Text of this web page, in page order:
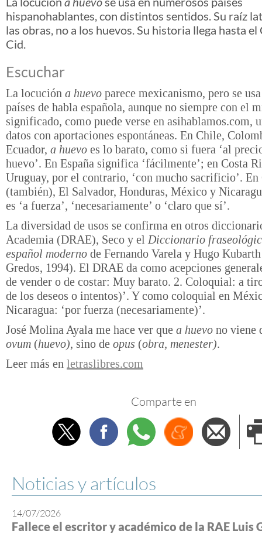
hispanohablantes, con distintos sentidos. Su raíz
las obras, no a los huevos. Su historia llega hasta
Cid.
Escuchar
La locución a huevo parece mexicanismo, pero se
países de habla española, aunque no siempre con el
significado, como puede verse en asihablamos.com,
datos con aportaciones espontáneas. En Chile,
Ecuador, a huevo es lo barato, como si fuera ‘al
huevo’. En España significa ‘fácilmente’; en Costa
Uruguay, por el contrario, ‘con mucho sacrificio’. En
(también), El Salvador, Honduras, México y
es ‘a fuerza’, ‘necesariamente’ o ‘claro que sí’.
La diversidad de usos se confirma en otros
Academia (DRAE), Seco y el Diccionario
español moderno de Fernando Varela y Hugo
Gredos, 1994). El DRAE da como acepciones
de vender o de costar: Muy barato. 2. Coloquial: a
de los deseos o intentos)’. Y como coloquial en
Nicaragua: ‘por fuerza (necesariamente)’.
José Molina Ayala me hace ver que a huevo no viene
ovum (huevo), sino de opus (obra, menester).
Leer más en letraslibres.com
Comparte en
TwitterFacebookWhatsappMenéame
Noticias y artículos
14/07/2026
Fallece el escritor y académico de la RAE Luis